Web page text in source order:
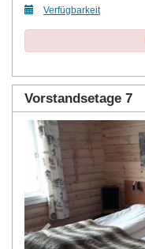
Verfügbarkeit
Vorstandsetage 7
Previous